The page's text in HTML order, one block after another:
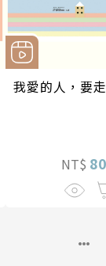
我愛的人，要走
NT$